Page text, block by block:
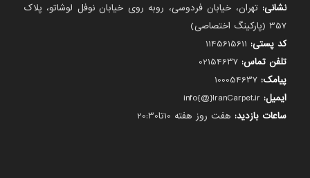
نشانی: تهران، خیابان فردوسی، روبه روی خیابان نوفل لوشاتو، پلاک
357 (پارکینگ اختصاصی)
کد پستی:
تلفن تماس:
پیامک:
ایمیل:
ساعات بازدید: هفت روز هفته 10تا20:30